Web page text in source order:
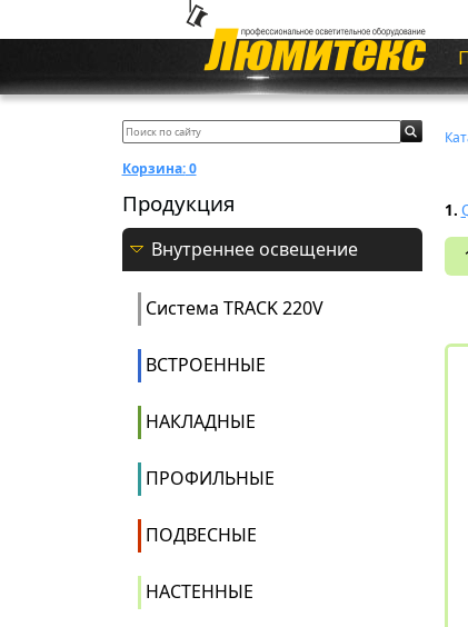
Корзина:0
Продукция
Внутреннее освещение
Система ТRACK 220V
ВСТРОЕННЫЕ
НАКЛАДНЫЕ
ПРОФИЛЬНЫЕ
ПОДВЕСНЫЕ
НАСТЕННЫЕ
1.